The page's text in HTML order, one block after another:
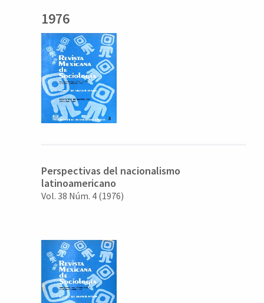
1976
Perspectivas del nacionalismo
latinoamericano
Vol. 38 Núm. 4 (1976)